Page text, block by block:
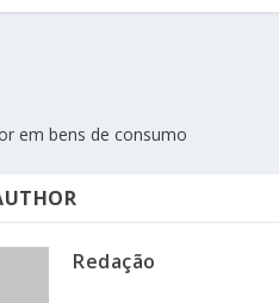
em bens de consumo
Redação